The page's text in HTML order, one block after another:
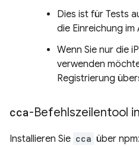
Dies ist für Tests
die Einreichung
Wenn Sie nur die
verwenden
Registrierung
cca-Befehlszeilentool
Installieren Sie cca über npm: